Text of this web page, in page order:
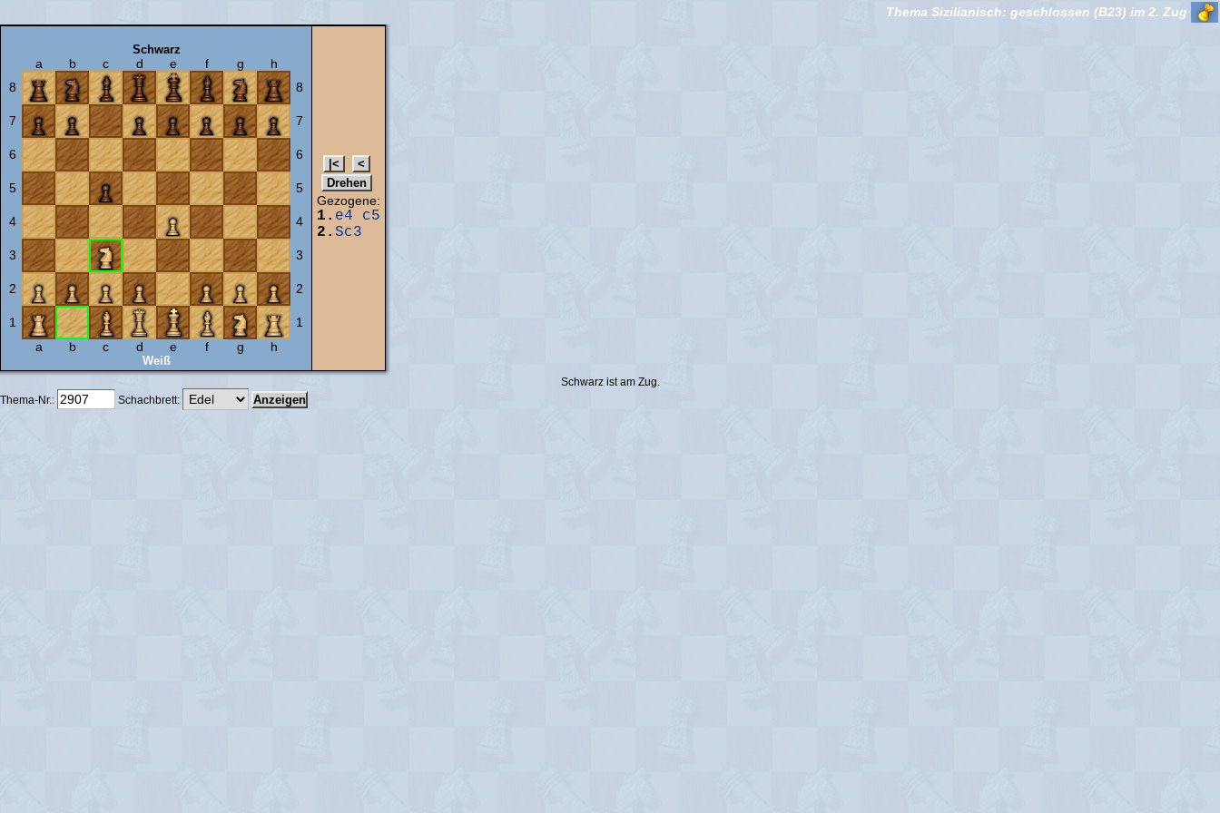
Thema Sizilianisch: geschlossen (B23) im 2. Zug
Schwarz
a b c d e f g
h
8
8
7 7
6 6
5 5
4 4
3 3
2 2
1
1
a
b c d e f g h
Weiß
Gezogene:
1. e4
c5
2. Sc3
Schwarz ist am Zug.
Thema-Nr.:
Schachbrett: